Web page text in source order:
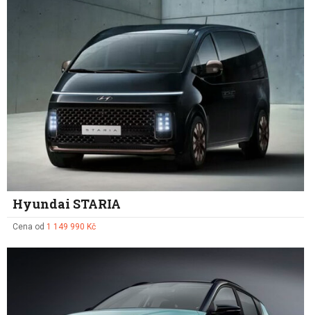
Hyundai STARIA
Cena od 1 149 990 Kč